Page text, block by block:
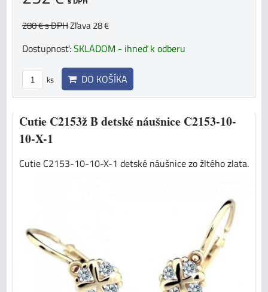
280 €s DPHZľava 28 €
Dostupnosť:SKLADOM - ihneď k odberu
ks DO KOŠÍKA
Cutie C2153ž B detské náušnice C2153-10-
10-X-1
Cutie C2153-10-10-X-1 detské náušnice zo žltého zlata.